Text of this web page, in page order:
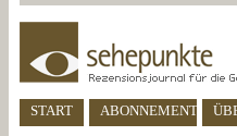
START ABONNEMENT